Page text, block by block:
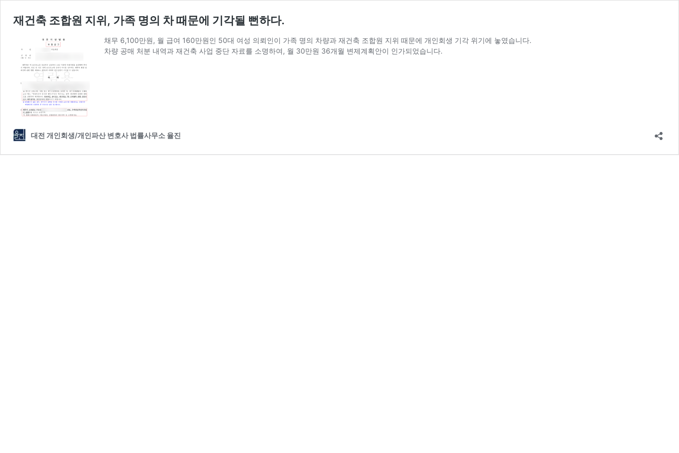
재건축 조합원 지위, 가족 명의 차 때문에 기각될 뻔하다.
채무 6,100만원, 월 급여 160만원인 50대 여성 의뢰인이 가족 명의 차량과 재건축 조합원 지위 때문에 개인회생 기각 위기에 놓였습니다.
차량 공매 처분 내역과 재건축 사업 중단 자료를 소명하여, 월 30만원 36개월 변제계획안이 인가되었습니다.
대전 개인회생/개인파산 변호사 법률사무소 율진